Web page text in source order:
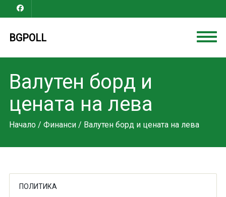
BGPOLL
Валутен борд и
цената на лева
Начало/ Финанси/ Валутен борд и цената на лева
ПОЛИТИКА